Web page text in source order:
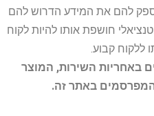
להם את המידע הדרוש להם
חושפת אותו להיות לקוח
ללקוח קבוע.
באחריות השירות, המוצר
המפרסמים באתר זה.